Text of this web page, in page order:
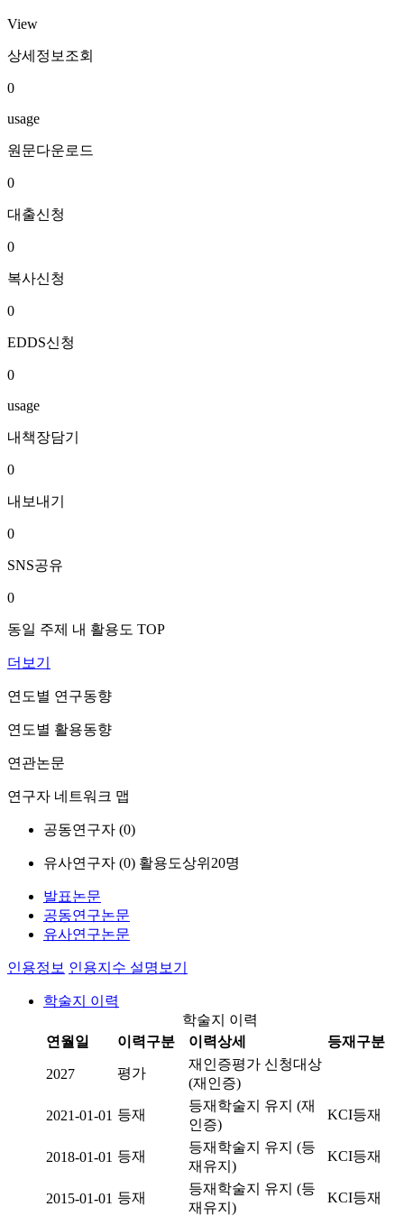
View
상세정보조회
0
usage
원문다운로드
0
대출신청
0
복사신청
0
EDDS신청
0
usage
내책장담기
0
내보내기
0
SNS공유
0
동일 주제 내 활용도 TOP
더보기
연도별 연구동향
연도별 활용동향
연관논문
연구자 네트워크 맵
공동연구자 (0)
유사연구자 (0) 활용도상위20명
발표논문
공동연구논문
유사연구논문
인용정보 인용지수 설명보기
학술지 이력
학술지 이력
연월일
이력구분 이력상세 등재구분
2027 평가
재인증평가 신청대상
(재인증)
2021-01-01 등재
등재학술지 유지 (재
인증)
KCI등재
2018-01-01 등재
등재학술지 유지 (등
재유지)
KCI등재
2015-01-01 등재
등재학술지 유지 (등
재유지)
KCI등재